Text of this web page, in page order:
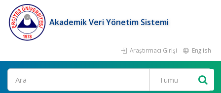
Akademik Veri Yönetim Sistemi
Araştırmacı Girişi English
Ara